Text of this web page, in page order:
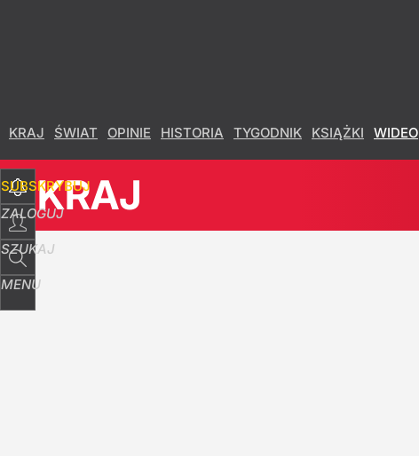
KRAJ ŚWIAT OPINIE HISTORIA TYGODNIK KSIĄŻKI WIDEO
SUBSKRYBUJ
ZALOGUJ
SZUKAJ
MENU
KRAJ